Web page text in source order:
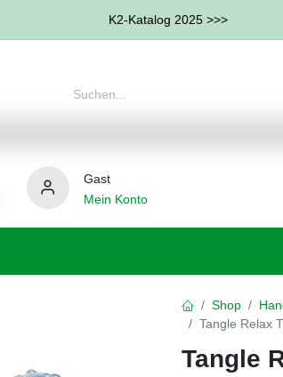
K2-Katalog 2025 >>>
Gast
Mein Konto
Shop
Tangle Relax
Tangle